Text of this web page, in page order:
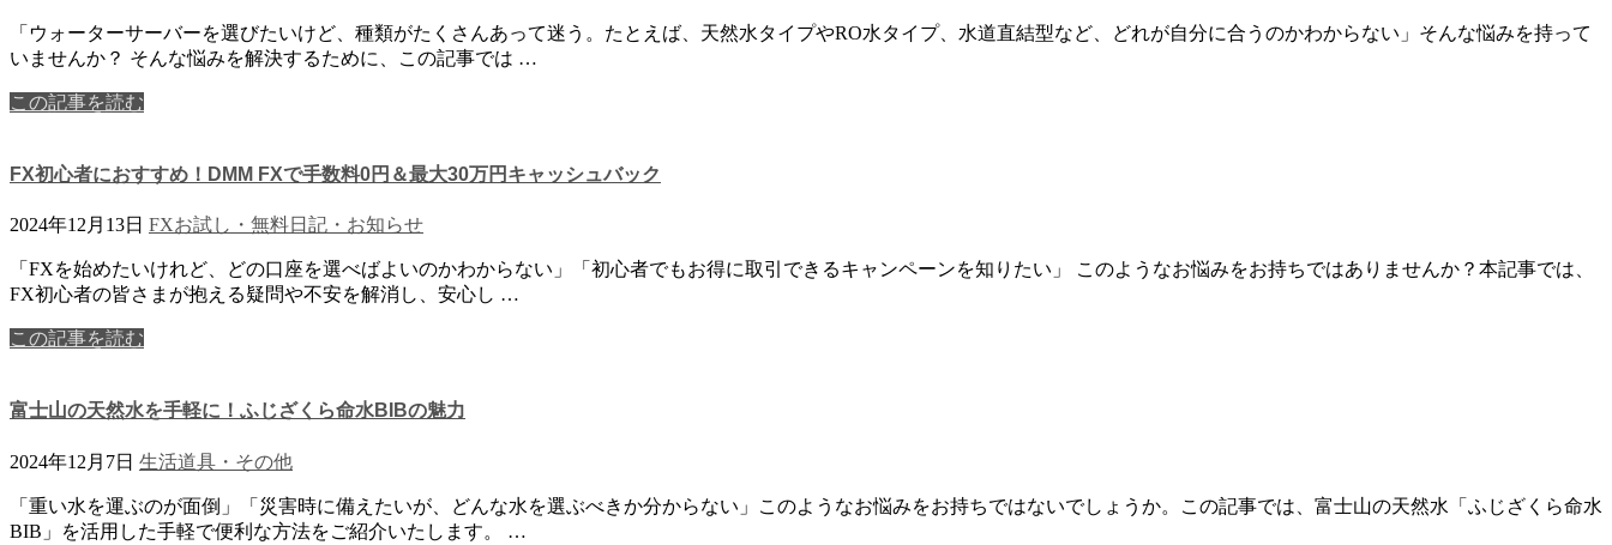
「ウォーターサーバーを選びたいけど、種類がたくさんあって迷う。たとえば、天然水タイプやRO水タイプ、水道直結型など、どれが自分に合うのかわからない」そんな悩みを持って
いませんか？ そんな悩みを解決するために、この記事では …
この記事を読む
FX初心者におすすめ！DMM FXで手数料0円＆最大30万円キャッシュバック
2024年12月13日 FXお試し・無料日記・お知らせ
「FXを始めたいけれど、どの口座を選べばよいのかわからない」「初心者でもお得に取引できるキャンペーンを知りたい」 このようなお悩みをお持ちではありませんか？本記事では、
FX初心者の皆さまが抱える疑問や不安を解消し、安心し …
この記事を読む
富士山の天然水を手軽に！ふじざくら命水BIBの魅力
2024年12月7日 生活道具・その他
「重い水を運ぶのが面倒」「災害時に備えたいが、どんな水を選ぶべきか分からない」このようなお悩みをお持ちではないでしょうか。この記事では、富士山の天然水「ふじざくら命水
BIB」を活用した手軽で便利な方法をご紹介いたします。 …